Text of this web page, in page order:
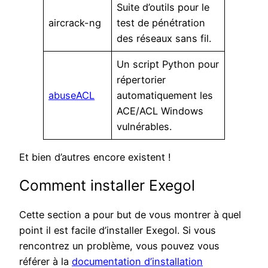
aircrack-ng
Suite d’outils pour le
test de pénétration
des réseaux sans fil.
abuseACL
Un script Python pour
répertorier
automatiquement les
ACE/ACL Windows
vulnérables.
Et bien d’autres encore existent !
Comment installer Exegol
Cette section a pour but de vous montrer à quel
point il est facile d’installer Exegol. Si vous
rencontrez un problème, vous pouvez vous
référer à la documentation d’installation